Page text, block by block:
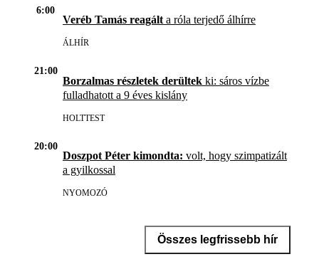
6:00
Veréb Tamás reagált a róla terjedő álhírre
ÁLHÍR
21:00
Borzalmas részletek derültek ki: sáros vízbe
fulladhatott a 9 éves kislány
HOLTTEST
20:00
Doszpot Péter kimondta: volt, hogy szimpatizált
a gyilkossal
NYOMOZÓ
Összes legfrissebb hír